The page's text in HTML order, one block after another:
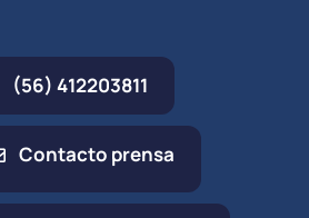
(56) 412203811
Contacto prensa